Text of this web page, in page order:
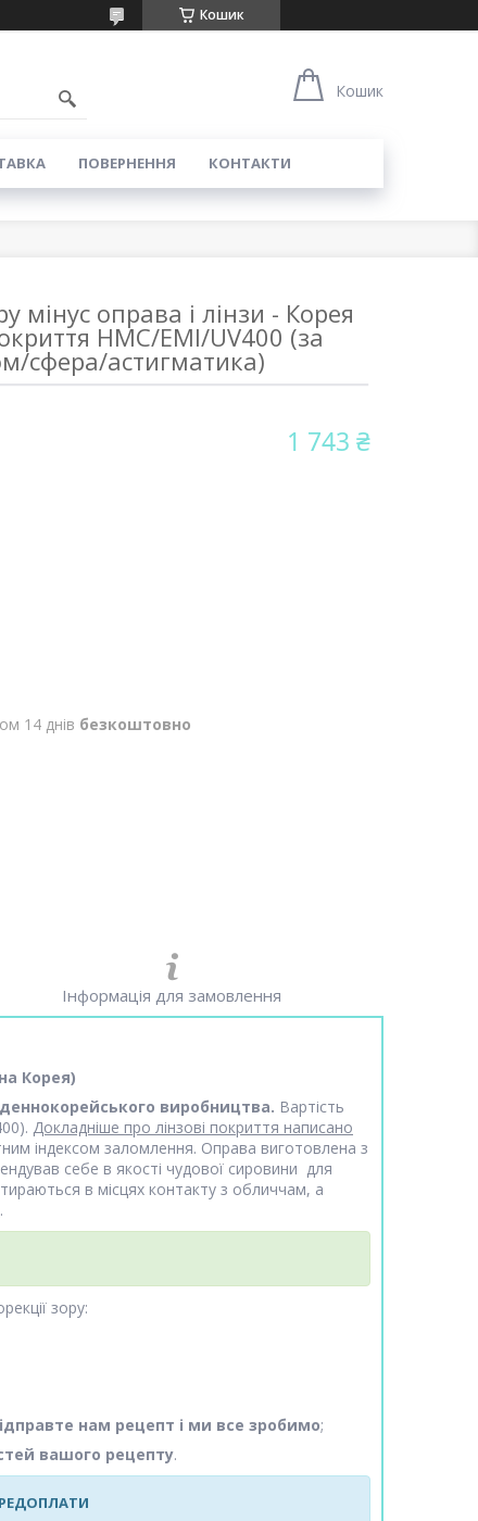
Кошик
Кошик
ПОВЕРНЕННЯ КОНТАКТИ
мінус оправа і лінзи - Корея
HMC/EMI/UV400 (за
сфера/астигматика)
1 743 ₴
14 днів безкоштовно
Інформація для замовлення
Корея)
виробництва. Вартість
Докладніше про лінзові покриття написано
індексом заломлення. Оправа виготовлена з
себе в якості чудової сировини для
в місцях контакту з обличчам, а
.
зору:
нам рецепт і ми все зробимо;
вашого рецепту.